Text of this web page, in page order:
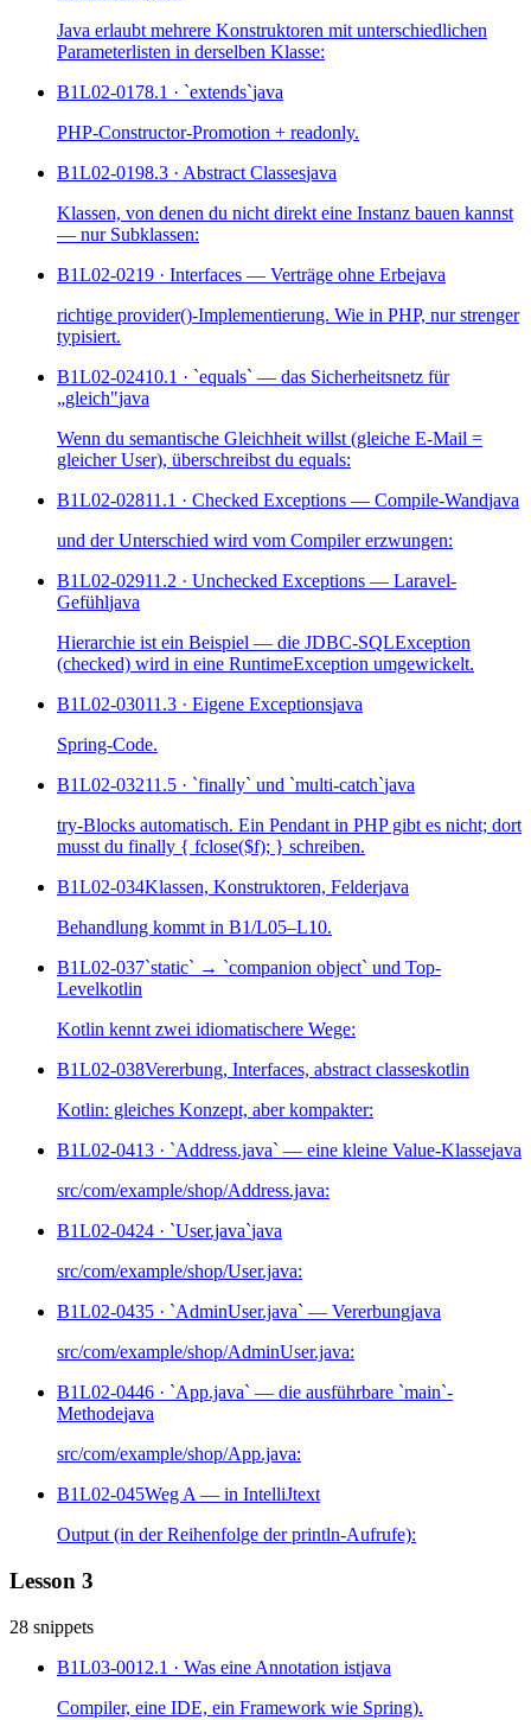
Java erlaubt mehrere Konstruktoren mit unterschiedlichen
Parameterlisten in derselben Klasse:
B1L02-0178.1 · `extends`java
PHP-Constructor-Promotion + readonly.
B1L02-0198.3 · Abstract Classesjava
Klassen, von denen du nicht direkt eine Instanz bauen kannst
— nur Subklassen:
B1L02-0219 · Interfaces — Verträge ohne Erbejava
richtige provider()-Implementierung. Wie in PHP, nur strenger
typisiert.
B1L02-02410.1 · `equals` — das Sicherheitsnetz für
„gleich"java
Wenn du semantische Gleichheit willst (gleiche E-Mail =
gleicher User), überschreibst du equals:
B1L02-02811.1 · Checked Exceptions — Compile-Wandjava
und der Unterschied wird vom Compiler erzwungen:
B1L02-02911.2 · Unchecked Exceptions — Laravel-
Gefühljava
Hierarchie ist ein Beispiel — die JDBC-SQLException
(checked) wird in eine RuntimeException umgewickelt.
B1L02-03011.3 · Eigene Exceptionsjava
Spring-Code.
B1L02-03211.5 · `finally` und `multi-catch`java
try-Blocks automatisch. Ein Pendant in PHP gibt es nicht; dort
musst du finally { fclose($f); } schreiben.
B1L02-034Klassen, Konstruktoren, Felderjava
Behandlung kommt in B1/L05–L10.
B1L02-037`static` → `companion object` und Top-
Levelkotlin
Kotlin kennt zwei idiomatischere Wege:
B1L02-038Vererbung, Interfaces, abstract classeskotlin
Kotlin: gleiches Konzept, aber kompakter:
B1L02-0413 · `Address.java` — eine kleine Value-Klassejava
src/com/example/shop/Address.java:
B1L02-0424 · `User.java`java
src/com/example/shop/User.java:
B1L02-0435 · `AdminUser.java` — Vererbungjava
src/com/example/shop/AdminUser.java:
B1L02-0446 · `App.java` — die ausführbare `main`-
Methodejava
src/com/example/shop/App.java:
B1L02-045Weg A — in IntelliJtext
Output (in der Reihenfolge der println-Aufrufe):
Lesson 3
28 snippets
B1L03-001 2.1 · Was eine Annotation istjava
Compiler, eine IDE, ein Framework wie Spring).